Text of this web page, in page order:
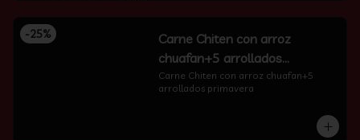
-25%
Carne Chiten con arroz
chuafan+5 arrollados
primavera
Carne Chiten con arroz chuafan+5
arrollados primavera